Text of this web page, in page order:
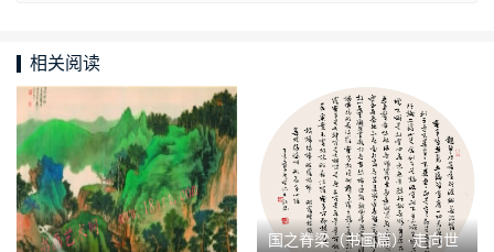
相关阅读
国之脊梁（书画篇）·走向世